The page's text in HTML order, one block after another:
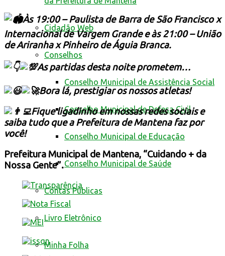
Cidadão Web
Conselhos
Conselho Municipal de Assistência Social
Conselho Municipal de Defesa Civil
Conselho Municipal de Educação
Conselho Municipal de Saúde
Contas Públicas
Livro Eletrônico
Minha Folha
Às 19:00 – Paulista de Barra de São Francisco x
Internacional de Vargem Grande e às 21:00 – União
de Ariranha x Pinheiro de Águia Branca.
As partidas desta noite prometem…
Bora lá, prestigiar os nossos atletas!
Fique ligadinho em nossas redes sociais e
saiba tudo que a Prefeitura de Mantena faz por
você!
Prefeitura Municipal de Mantena, “Cuidando + da
Nossa Gente”.